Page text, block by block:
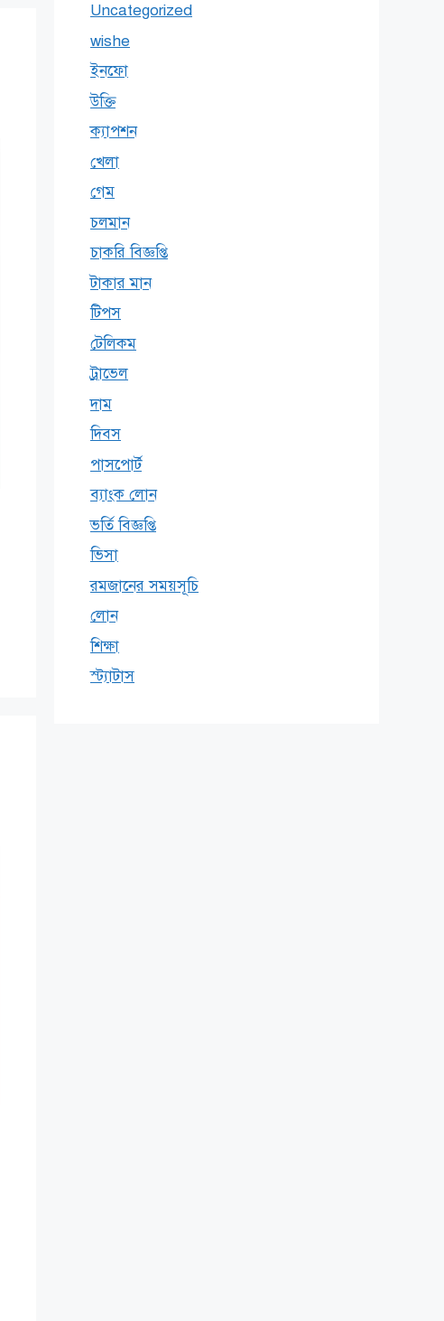
Uncategorized
wishe
ইনফো
উক্তি
ক্যাপশন
খেলা
গেম
চলমান
চাকরি বিজ্ঞপ্তি
টাকার মান
টিপস
টেলিকম
ট্রাভেল
দাম
দিবস
পাসপোর্ট
ব্যাংক লোন
ভর্তি বিজ্ঞপ্তি
ভিসা
রমজানের সময়সূচি
লোন
শিক্ষা
স্ট্যাটাস